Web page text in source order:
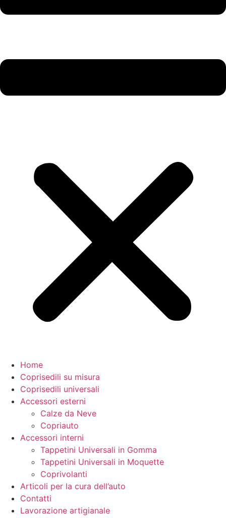
Home
Coprisedili su misura
Coprisedili universali
Accessori esterni
Calze da Neve
Copriauto
Accessori interni
Tappetini Universali in Gomma
Tappetini Universali in Moquette
Coprivolanti
Articoli per la cura dell’auto
Contatti
Lavorazione artigianale